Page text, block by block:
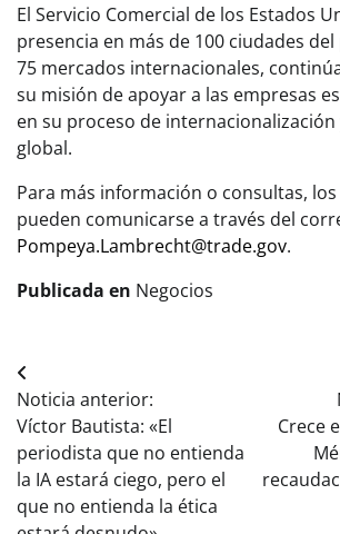
El Servicio Comercial de los Estados
presencia en más de 100 ciudades
75 mercados internacionales,
su misión de apoyar a las empresas
en su proceso de internacionalización
global.
Para más información o consultas,
pueden comunicarse a través del
Pompeya.Lambrecht@trade.gov.
Publicada en Negocios
Navegación
de
entradas
Noticia anterior:
Víctor Bautista: «El
periodista que no entienda
la IA estará ciego, pero el
que no entienda la ética
Crece